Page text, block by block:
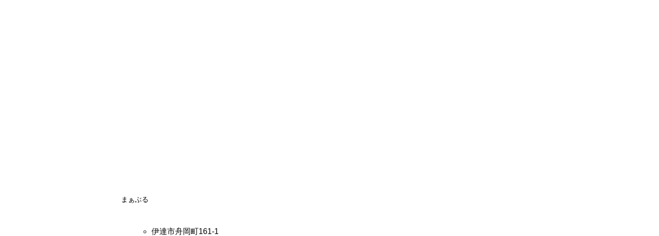
まぁぶる
伊達市舟岡町161-1